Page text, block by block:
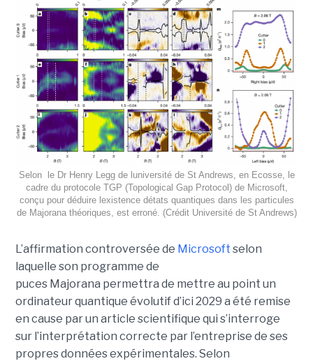
Selon le Dr Henry Legg de luniversité de St Andrews, en Ecosse, le
cadre du protocole TGP (Topological Gap Protocol) de Microsoft,
conçu pour déduire lexistence détats quantiques dans les particules
de Majorana théoriques, est erroné. (Crédit Université de St Andrews)
L’affirmation controversée de Microsoft selon
laquelle son programme de
puces Majorana permettra de mettre au point un
ordinateur quantique évolutif d’ici 2029 a été remise
en cause par un article scientifique qui s’interroge
sur l’interprétation correcte par l’entreprise de ses
propres données expérimentales. Selon